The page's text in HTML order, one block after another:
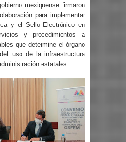
mexiquense firmaron
para implementar
y el Sello Electrónico en
y procedimientos a
que determine el órgano
uso de la infraestructura
estatales.